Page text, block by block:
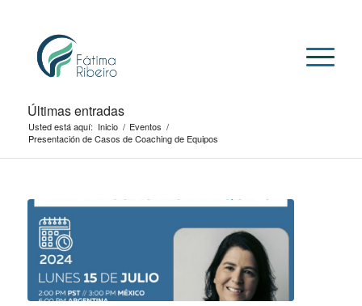
Últimas entradas
Usted está aquí: Inicio / Eventos /
Presentación de Casos de Coaching de Equipos